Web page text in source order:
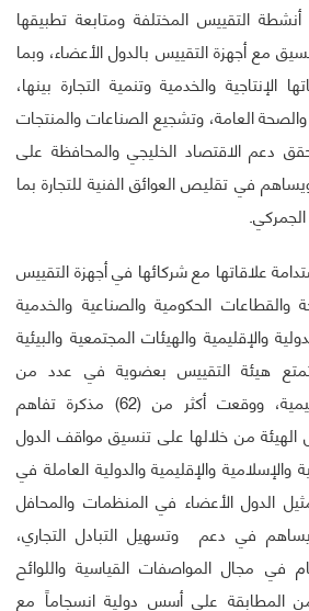
التقييس المختلفة ومتابعة تطبيقها
مع أجهزة التقييس بالدول الأعضاء، وبما
والخدمية وتنمية التجارة بينها،
العامة، وتشجيع الصناعات والمنتجات
دعم الاقتصاد الخليجي والمحافظة على
في تقليص العوائق الفنية للتجارة بما
علاقاتها مع شركائها في أجهزة التقييس
الحكومية والصناعية والخدمية
والإقليمية والهيئات المجتمعية والبيئية
هيئة التقييس بعضوية في عدد من
المنظمات الدولية والإقليمية، ووقعت أكثر من (62) مذكرة تفاهم
الهيئة من خلالها على تنسيق مواقف الدول
والإسلامية والإقليمية والدولية العاملة في
الدول الأعضاء في المنظمات والمحافل
يساهم في دعم وتسهيل التبادل التجاري،
في مجال المواصفات القياسية واللوائح
من المطابقة على أسس دولية انسجاماً مع